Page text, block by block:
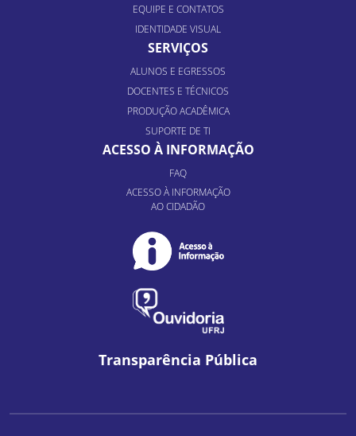
EQUIPE E CONTATOS
IDENTIDADE VISUAL
SERVIÇOS
ALUNOS E EGRESSOS
DOCENTES E TÉCNICOS
PRODUÇÃO ACADÊMICA
SUPORTE DE TI
ACESSO À INFORMAÇÃO
FAQ
ACESSO À INFORMAÇÃO
AO CIDADÃO
Transparência Pública